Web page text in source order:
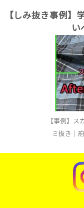
【しみ抜き事例】
い
【事例】ス
ミ抜き｜